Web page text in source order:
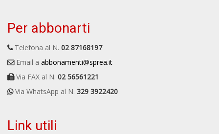
Per abbonarti
Telefona al N. 02 87168197
Email a abbonamenti@sprea.it
Via FAX al N. 02 56561221
Via WhatsApp al N. 329 3922420
Link utili